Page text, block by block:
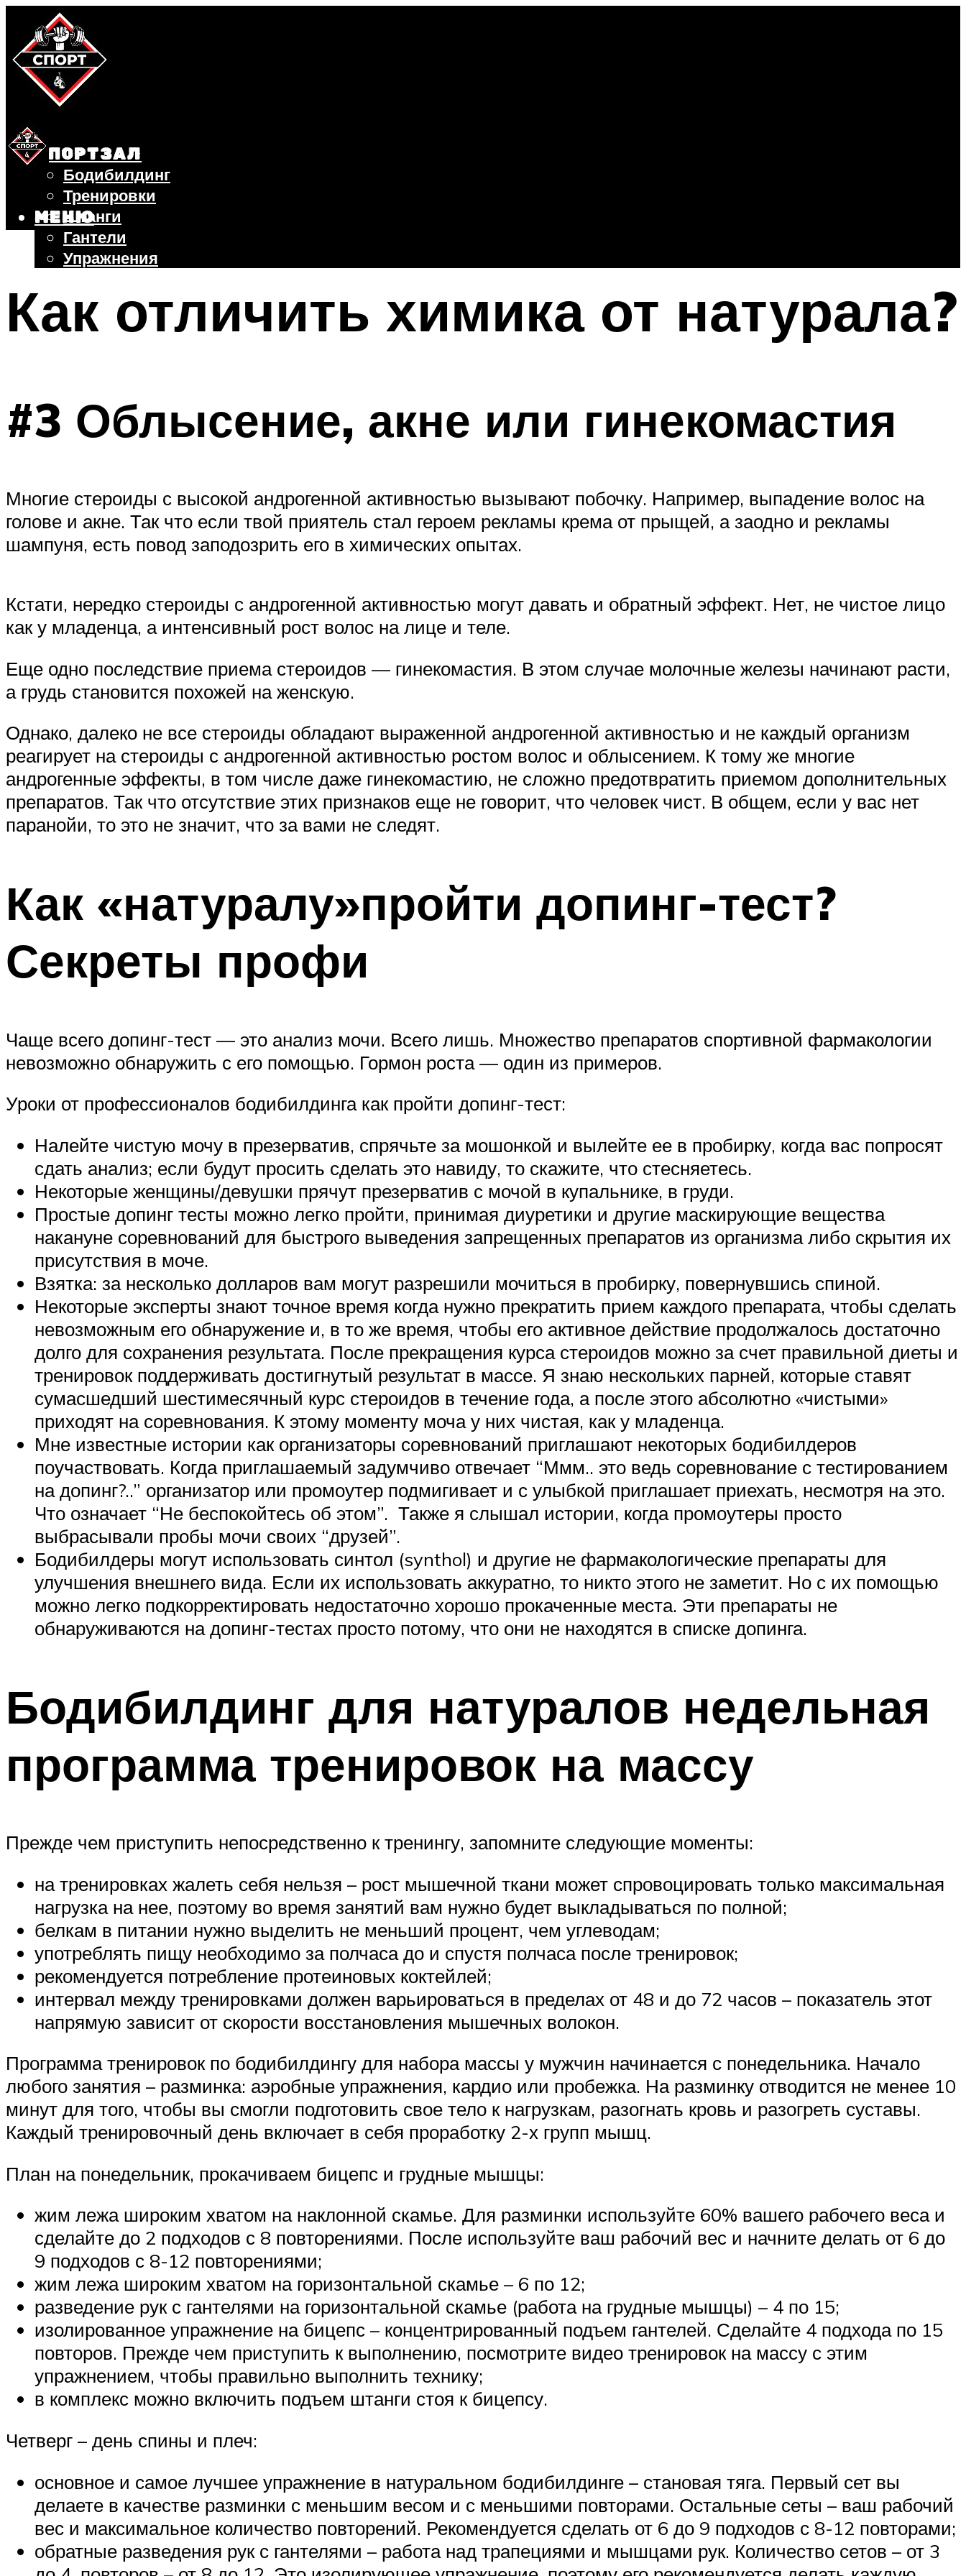
СПОРТЗАЛ
Бодибилдинг
Тренировки
Штанги
Гантели
Упражнения
БЕГ
ВЕЛОСИПЕД
МЕНЮ
Как отличить химика от натурала?
#3 Облысение, акне или гинекомастия
Многие стероиды с высокой андрогенной активностью вызывают побочку. Например, выпадение волос на
голове и акне. Так что если твой приятель стал героем рекламы крема от прыщей, а заодно и рекламы
шампуня, есть повод заподозрить его в химических опытах.
Кстати, нередко стероиды с андрогенной активностью могут давать и обратный эффект. Нет, не чистое лицо
как у младенца, а интенсивный рост волос на лице и теле.
Еще одно последствие приема стероидов — гинекомастия. В этом случае молочные железы начинают расти,
а грудь становится похожей на женскую.
Однако, далеко не все стероиды обладают выраженной андрогенной активностью и не каждый организм
реагирует на стероиды с андрогенной активностью ростом волос и облысением. К тому же многие
андрогенные эффекты, в том числе даже гинекомастию, не сложно предотвратить приемом дополнительных
препаратов. Так что отсутствие этих признаков еще не говорит, что человек чист. В общем, если у вас нет
паранойи, то это не значит, что за вами не следят.
Как «натуралу»пройти допинг-тест?
Секреты профи
Чаще всего допинг-тест — это анализ мочи. Всего лишь. Множество препаратов спортивной фармакологии
невозможно обнаружить с его помощью. Гормон роста — один из примеров.
Уроки от профессионалов бодибилдинга как пройти допинг-тест:
Налейте чистую мочу в презерватив, спрячьте за мошонкой и вылейте ее в пробирку, когда вас попросят
сдать анализ; если будут просить сделать это навиду, то скажите, что стесняетесь.
Некоторые женщины/девушки прячут презерватив с мочой в купальнике, в груди.
Простые допинг тесты можно легко пройти, принимая диуретики и другие маскирующие вещества
накануне соревнований для быстрого выведения запрещенных препаратов из организма либо скрытия их
присутствия в моче.
Взятка: за несколько долларов вам могут разрешили мочиться в пробирку, повернувшись спиной.
Некоторые эксперты знают точное время когда нужно прекратить прием каждого препарата, чтобы сделать
невозможным его обнаружение и, в то же время, чтобы его активное действие продолжалось достаточно
долго для сохранения результата. После прекращения курса стероидов можно за счет правильной диеты и
тренировок поддерживать достигнутый результат в массе. Я знаю нескольких парней, которые ставят
сумасшедший шестимесячный курс стероидов в течение года, а после этого абсолютно «чистыми»
приходят на соревнования. К этому моменту моча у них чистая, как у младенца.
Мне известные истории как организаторы соревнований приглашают некоторых бодибилдеров
поучаствовать. Когда приглашаемый задумчиво отвечает “Ммм.. это ведь соревнование с тестированием
на допинг?..” организатор или промоутер подмигивает и с улыбкой приглашает приехать, несмотря на это.
Что означает “Не беспокойтесь об этом”. Также я слышал истории, когда промоутеры просто
выбрасывали пробы мочи своих “друзей”.
Бодибилдеры могут использовать синтол (synthol) и другие не фармакологические препараты для
улучшения внешнего вида. Если их использовать аккуратно, то никто этого не заметит. Но с их помощью
можно легко подкорректировать недостаточно хорошо прокаченные места. Эти препараты не
обнаруживаются на допинг-тестах просто потому, что они не находятся в списке допинга.
Бодибилдинг для натуралов недельная
программа тренировок на массу
Прежде чем приступить непосредственно к тренингу, запомните следующие моменты:
на тренировках жалеть себя нельзя – рост мышечной ткани может спровоцировать только максимальная
нагрузка на нее, поэтому во время занятий вам нужно будет выкладываться по полной;
белкам в питании нужно выделить не меньший процент, чем углеводам;
употреблять пищу необходимо за полчаса до и спустя полчаса после тренировок;
рекомендуется потребление протеиновых коктейлей;
интервал между тренировками должен варьироваться в пределах от 48 и до 72 часов – показатель этот
напрямую зависит от скорости восстановления мышечных волокон.
Программа тренировок по бодибилдингу для набора массы у мужчин начинается с понедельника. Начало
любого занятия – разминка: аэробные упражнения, кардио или пробежка. На разминку отводится не менее 10
минут для того, чтобы вы смогли подготовить свое тело к нагрузкам, разогнать кровь и разогреть суставы.
Каждый тренировочный день включает в себя проработку 2-х групп мышц.
План на понедельник, прокачиваем бицепс и грудные мышцы:
жим лежа широким хватом на наклонной скамье. Для разминки используйте 60% вашего рабочего веса и
сделайте до 2 подходов с 8 повторениями. После используйте ваш рабочий вес и начните делать от 6 до
9 подходов с 8-12 повторениями;
жим лежа широким хватом на горизонтальной скамье – 6 по 12;
разведение рук с гантелями на горизонтальной скамье (работа на грудные мышцы) – 4 по 15;
изолированное упражнение на бицепс – концентрированный подъем гантелей. Сделайте 4 подхода по 15
повторов. Прежде чем приступить к выполнению, посмотрите видео тренировок на массу с этим
упражнением, чтобы правильно выполнить технику;
в комплекс можно включить подъем штанги стоя к бицепсу.
Четверг – день спины и плеч:
основное и самое лучшее упражнение в натуральном бодибилдинге – становая тяга. Первый сет вы
делаете в качестве разминки с меньшим весом и с меньшими повторами. Остальные сеты – ваш рабочий
вес и максимальное количество повторений. Рекомендуется сделать от 6 до 9 подходов с 8-12 повторами;
обратные разведения рук с гантелями – работа над трапециями и мышцами рук. Количество сетов – от 3